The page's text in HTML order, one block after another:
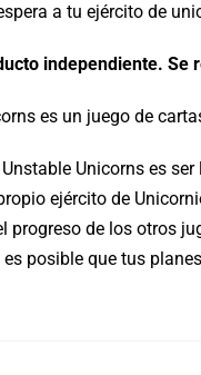
a tu ejército de
independiente. Se
es un juego de
Unicorns es
ejército de
progreso de los otros
posible que tus